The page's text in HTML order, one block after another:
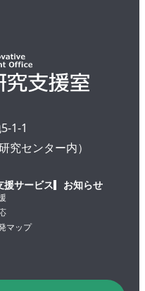
1-1
究センター内）
援サービス
マップ
お知らせ